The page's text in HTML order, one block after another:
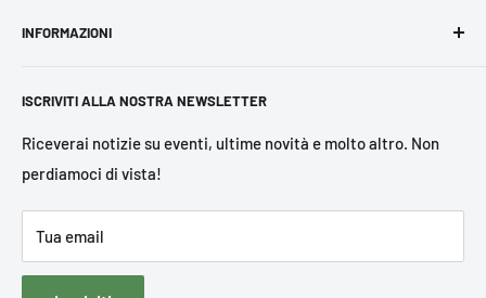
di impegno civile,
interesse sono legalità, migrazioni, questione di genere,
INFORMAZIONI
Legal
Privacy Policy
Condizioni generali di vendita
Cookies e dati di navigazione
Contatti
ISCRIVITI ALLA NOSTRA NEWSLETTER
Riceverai notizie su eventi, ultime novità e molto altro. Non
perdiamoci di vista!
Tua email